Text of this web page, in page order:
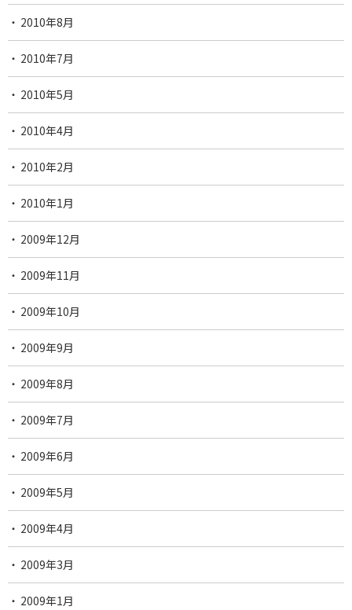
2010年8月
2010年7月
2010年5月
2010年4月
2010年2月
2010年1月
2009年12月
2009年11月
2009年10月
2009年9月
2009年8月
2009年7月
2009年6月
2009年5月
2009年4月
2009年3月
2009年1月